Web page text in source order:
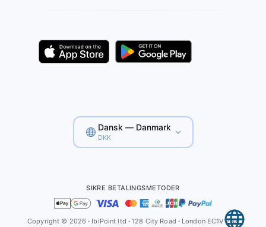
Dansk — Danmark
DKK
SIKRE BETALINGSMETODER
Copyright © 2026· IbiPoint ltd · 128 City Road · London EC1V 2NX